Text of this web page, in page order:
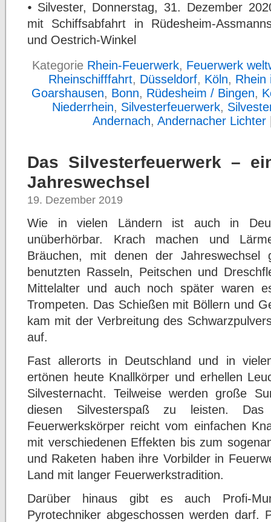
⦁ Silvester, Donnerstag, 31. Dezember
mit Schiffsabfahrt in Rüdesheim-
und Oestrich-Winkel
Kategorie Rhein-Feuerwerk, Feuerwerk
Rheinschifffahrt, Düsseldorf, Köln, Rhein
Goarshausen, Bonn, Rüdesheim / Bingen,
Niederrhein, Silvesterfeuerwerk,
Andernach, Andernacher Lichter
Das Silvesterfeuerwerk –
Jahreswechsel
19. Dezember 2019
Wie in vielen Ländern ist auch in
unüberhörbar. Krach machen und
Bräuchen, mit denen der Jahreswechsel
benutzten Rasseln, Peitschen und
Mittelalter und auch noch später waren
Trompeten. Das Schießen mit Böllern und
kam mit der Verbreitung des
auf.
Fast allerorts in Deutschland und in
ertönen heute Knallkörper und erhellen
Silvesternacht. Teilweise werden große
diesen Silvesterspaß zu leisten.
Feuerwerkskörper reicht vom einfachen
mit verschiedenen Effekten bis zum
und Raketen haben ihre Vorbilder in
Land mit langer Feuerwerkstradition.
Darüber hinaus gibt es auch Profi-
Pyrotechniker abgeschossen werden darf.